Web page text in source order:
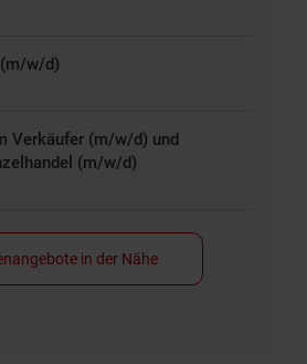
w/d)
Verkäufer (m/w/d) und
(m/w/d)
in der Nähe